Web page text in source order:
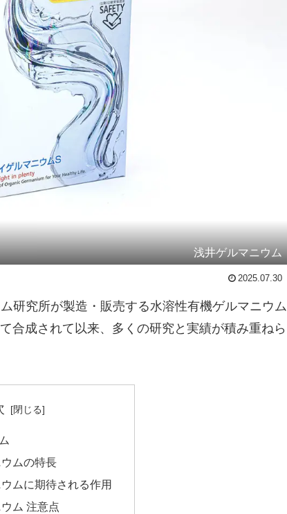
浅井ゲルマニウム
2025.07.30
研究所が製造・販売する水溶性有機ゲルマニウム
合成されて以来、多くの研究と実績が積み重ねら
ムの特長
ムに期待される作用
ム 注意点